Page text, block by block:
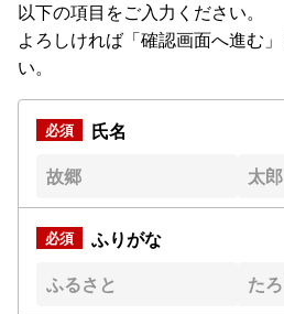
以下の項目をご入力ください。
よろしければ「確認画面へ進む
い。
氏名
ふりがな